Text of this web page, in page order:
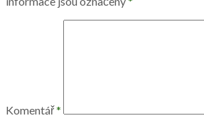
Komentář*